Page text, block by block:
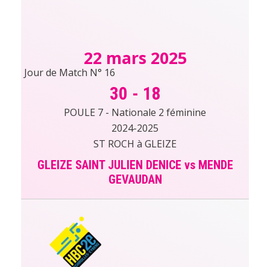
22 mars 2025
Jour de Match N° 16
30 - 18
POULE 7 - Nationale 2 féminine
2024-2025
ST ROCH à GLEIZE
GLEIZE SAINT JULIEN DENICE vs MENDE
GEVAUDAN